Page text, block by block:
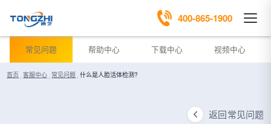
400-865-1900
常见问题 帮助中心 下载中心 视频中心
首页 › 客服中心 › 常见问题 › 什么是人脸活体检测?
返回常见问题